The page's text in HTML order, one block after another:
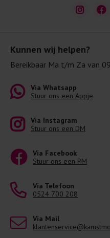
Kunnen wij helpen?
Bereikbaar Ma t/m Za van
Via Whatsapp
Stuur ons een Appje
Via Instagram
Stuur ons een DM
Via Facebook
Stuur ons een PM
Via Telefoon
0524 700 208
Via Mail